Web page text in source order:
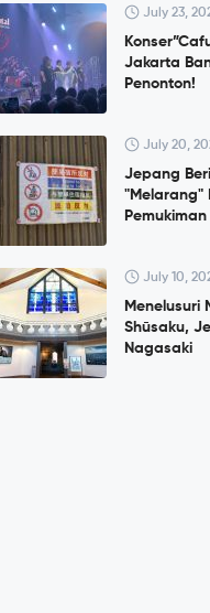
July 23,
Jakarta
Penonton!
July 20,
Jepang
"Melarang"
Pemukiman
July 10,
Menelusuri
Shūsaku,
Nagasaki